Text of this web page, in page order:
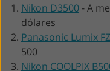
Nikon D3500-A
dólares
Panasonic Lumix
500
Nikon COOLPIX